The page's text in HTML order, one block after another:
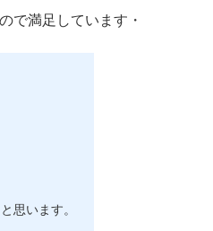
で満足しています・
思います。